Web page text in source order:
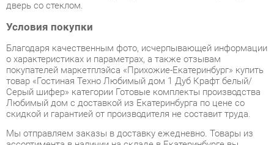
Благодаря качественным фото, исчерпывающей информации
покупателей маркетплэйса «Прихожие-Екатеринбург» купить
Серый шифер» категории Готовые комплекты производства
Любимый дом с доставкой из Екатеринбурга по цене со
скидкой и гарантией от производителя не составит труда.
Мы отправляем заказы в доставку ежедневно. Товары из
ассортимента в наличии на складе в Екатеринбурге вы
получите не позднее48-ми часовс момента оформления
заказа. Дополнительно вы можете заказать подъём на этаж
и сборку мебельных изделий.